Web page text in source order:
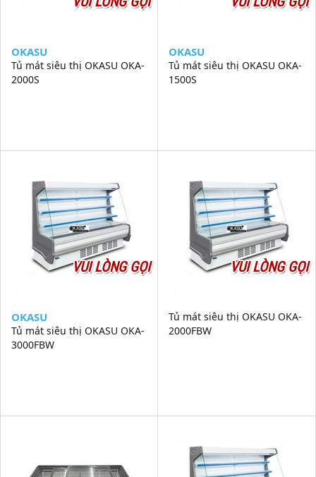
OKASU
Tủ mát siêu thị OKASU OKA-
2000S
OKASU
Tủ mát siêu thị OKASU OKA-
1500S
VUI LÒNG GỌI
OKASU
Tủ mát siêu thị OKASU OKA-
3000FBW
VUI LÒNG GỌI
Tủ mát siêu thị OKASU OKA-
2000FBW